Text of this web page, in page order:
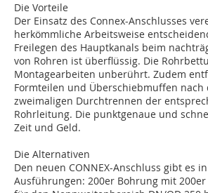
Die Vorteile
Der Einsatz des Connex-Anschlusses
herkömmliche Arbeitsweise
Freilegen des Hauptkanals beim
von Rohren ist überflüssig. Die
Montagearbeiten unberührt. Zudem
Formteilen und Überschiebmuffen nach
zweimaligen Durchtrennen der
Rohrleitung. Die punktgenaue und
Zeit und Geld.
Die Alternativen
Den neuen CONNEX-Anschluss gibt es
Ausführungen: 200er Bohrung mit